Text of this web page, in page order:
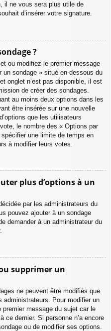
il ne vous sera plus utile de
d’insérer votre signature.
?
ou modifiez le premier message
un sondage » situé en-dessous du
onglet n’est pas disponible, il est
de créer des sondages.
au moins deux options dans les
être insérée sur une nouvelle
que les utilisateurs
le nombre des « Options par
une limite de temps en
à modifier leurs votes.
plus d’options à un
par les administrateurs du
pouvez ajouter à un sondage
demander à un administrateur du
supprimer un
ne peuvent être modifiés que
administrateurs. Pour modifier un
message du sujet car le
ce dernier. Si personne n’a encore
ou de modifier ses options.